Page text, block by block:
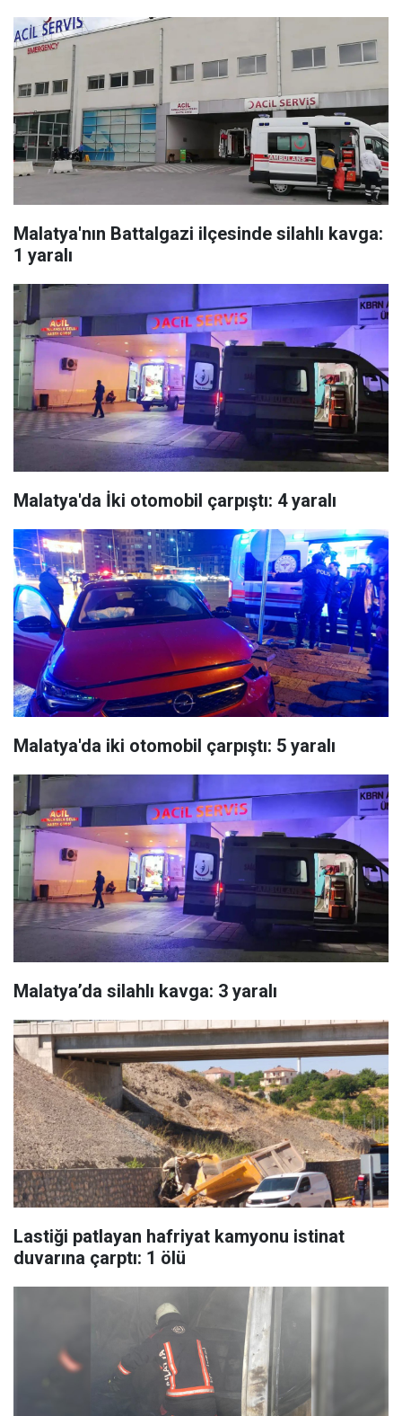
Malatya'nın Battalgazi ilçesinde silahlı kavga:
1 yaralı
Malatya'da İki otomobil çarpıştı: 4 yaralı
Malatya'da iki otomobil çarpıştı: 5 yaralı
Malatya’da silahlı kavga: 3 yaralı
Lastiği patlayan hafriyat kamyonu istinat
duvarına çarptı: 1 ölü